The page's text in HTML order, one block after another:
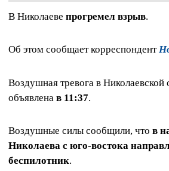
В Николаеве прогремел взрыв.
Об этом сообщает корреспондент
Воздушная тревога в Николаевской
объявлена в 11:37.
Воздушные силы сообщили, что в
Николаева с юго-востока
беспилотник.